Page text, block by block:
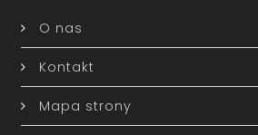
O nas
Kontakt
Mapa strony